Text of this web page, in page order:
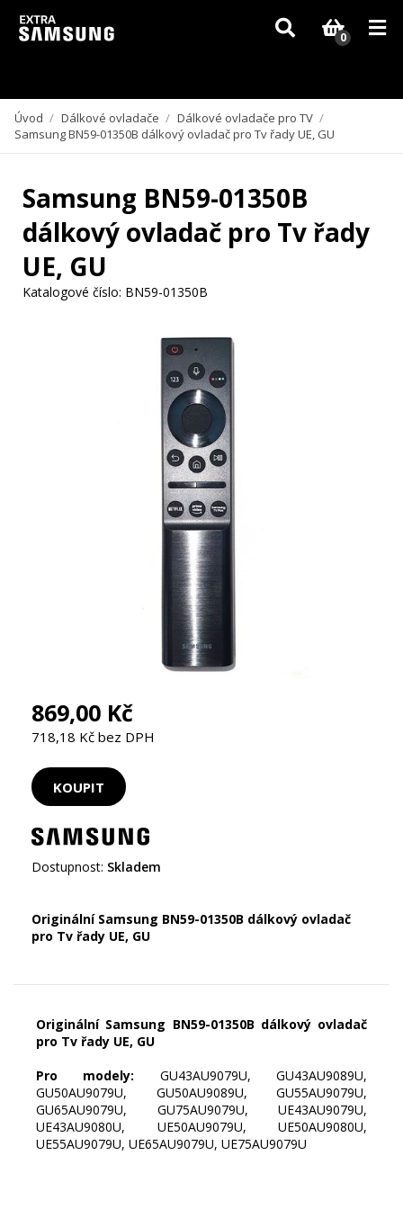
Vzhledem k aktuální situaci se může dodání dílů, které nejsou skladem,
zpozdit. Děkujeme za pochopení.
0
Úvod / Dálkové ovladače / Dálkové ovladače pro TV /
Samsung BN59-01350B dálkový ovladač pro Tv řady UE, GU
Samsung BN59-01350B
dálkový ovladač pro Tv řady
UE, GU
Katalogové číslo: BN59-01350B
869,00 Kč
718,18 Kč bez DPH
Dostupnost: Skladem
Originální Samsung BN59-01350B dálkový ovladač
pro Tv řady UE, GU
Originální Samsung BN59-01350B dálkový ovladač
pro Tv řady UE, GU
Pro modely: GU43AU9079U, GU43AU9089U,
GU50AU9079U, GU50AU9089U, GU55AU9079U,
GU65AU9079U, GU75AU9079U, UE43AU9079U,
UE43AU9080U, UE50AU9079U, UE50AU9080U,
UE55AU9079U, UE65AU9079U, UE75AU9079U